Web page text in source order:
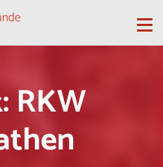
RKW